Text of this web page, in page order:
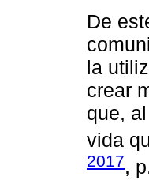
De
la
crear
que,
vida
2017,